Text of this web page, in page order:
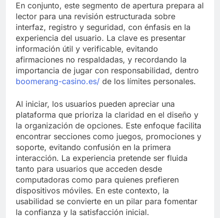
En conjunto, este segmento de apertura prepara al
lector para una revisión estructurada sobre
interfaz, registro y seguridad, con énfasis en la
experiencia del usuario. La clave es presentar
información útil y verificable, evitando
afirmaciones no respaldadas, y recordando la
importancia de jugar con responsabilidad, dentro
boomerang-casino.es/ de los límites personales.
Al iniciar, los usuarios pueden apreciar una
plataforma que prioriza la claridad en el diseño y
la organización de opciones. Este enfoque facilita
encontrar secciones como juegos, promociones y
soporte, evitando confusión en la primera
interacción. La experiencia pretende ser fluida
tanto para usuarios que acceden desde
computadoras como para quienes prefieren
dispositivos móviles. En este contexto, la
usabilidad se convierte en un pilar para fomentar
la confianza y la satisfacción inicial.